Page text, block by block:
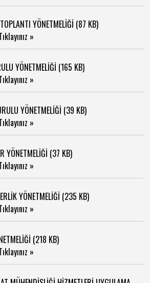
YÖNETMELİĞİ (87 KB)
»
YÖNETMELİĞİ (165 KB)
»
YÖNETMELİĞİ (39 KB)
»
YÖNETMELİĞİ (37 KB)
»
YÖNETMELİĞİ (235 KB)
»
(218 KB)
»